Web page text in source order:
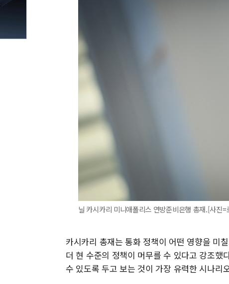
닐 카시카리 미니애폴리스 연방준비은행 총재.[사
카시카리 총재는 통화 정책이 어떤 영향을 미
더 현 수준의 정책이 머무를 수 있다고 강조했
수 있도록 두고 보는 것이 가장 유력한 시나리